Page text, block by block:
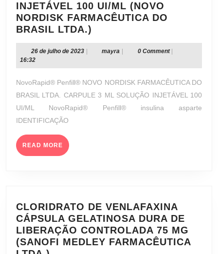
INJETÁVEL 100 UI/ML (NOVO
NORDISK FARMACÊUTICA DO
BRASIL LTDA.)
PENFILL®
SOLUÇÃO
UI/ML
(NOVO
NORDISK
26 de julho de 202326
julho
2023
mayra mayra 0 Comment
16:32
NovoRapid® Penfill® NOVO NORDISK FARMACÊUTICA DO
BRASIL LTDA. CARPULE 3 ML SOLUÇÃO INJETÁVEL 100
UI/ML NovoRapid® Penfill® insulina asparte
IDENTIFICAÇÃO
READ MORE READ
MORE
CLORIDRATO DE VENLAFAXINA
CÁPSULA GELATINOSA DURA DE
LIBERAÇÃO CONTROLADA 75 MG
(SANOFI MEDLEY FARMACÊUTICA